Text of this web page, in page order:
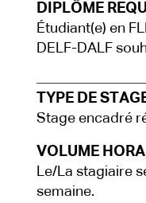
DIPLÔME
Étudiant(e) en
DELF-DALF
TYPE DE
Stage encadré
VOLUME
Le/La stagiaire
semaine.